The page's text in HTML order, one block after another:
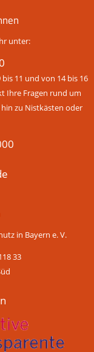
unter:
11 und von 14 bis 16
Ihre Fragen rund um
zu Nistkästen oder
in Bayern e. V.
33